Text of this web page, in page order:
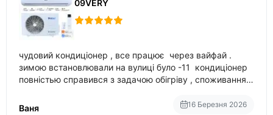
09VERY
чудовий кондиціонер , все працює через вайфай .
зимою встановлювали на вулиці було -11 кондиціонер
повністью справився з задачою обігріву , споживання
температури
Ваня 16 Березня 2026